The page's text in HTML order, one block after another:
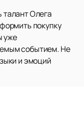
талант Олега
покупку
уже
событием. Не
и эмоций